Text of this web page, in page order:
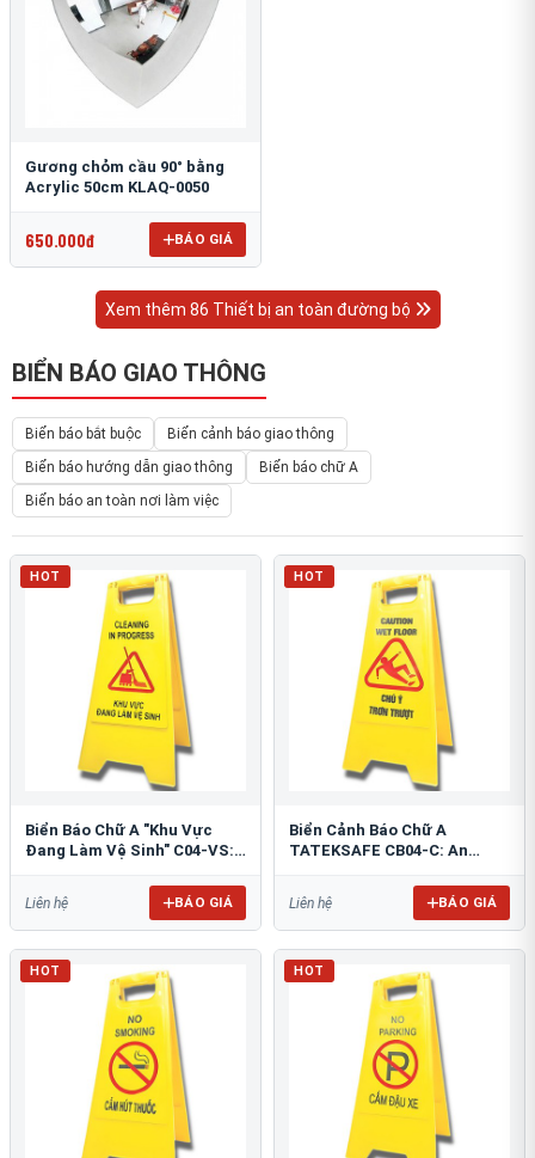
Gương chỏm cầu 90° bằng
Acrylic 50cm KLAQ-0050
650.000đ BÁO GIÁ
Xem thêm 86 Thiết bị an toàn đường bộ
BIỂN BÁO GIAO THÔNG
Biển báo bắt buộc
Biển cảnh báo giao thông
Biển báo hướng dẫn giao thông
Biển báo chữ A
Biển báo an toàn nơi làm việc
HOT
Biển Báo Chữ A "Khu Vực
Đang Làm Vệ Sinh" C04-VS:
Liên hệ BÁO GIÁ
HOT
Biển Cảnh Báo Chữ A
TATEKSAFE CB04-C: An
Liên hệ BÁO GIÁ
HOT HOT